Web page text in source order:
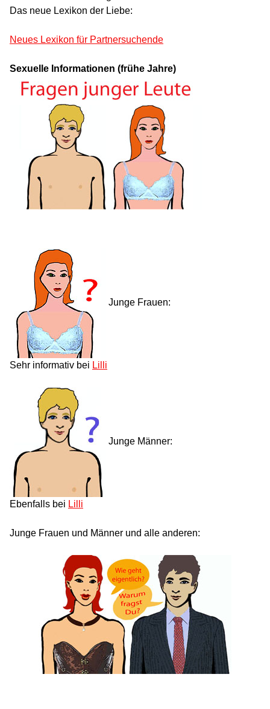
Das neue Lexikon der Liebe:
Neues Lexikon für Partnersuchende
Sexuelle Informationen (frühe Jahre)
Junge Frauen:
Sehr informativ bei Lilli
Junge Männer:
Ebenfalls bei Lilli
Junge Frauen und Männer und alle anderen: